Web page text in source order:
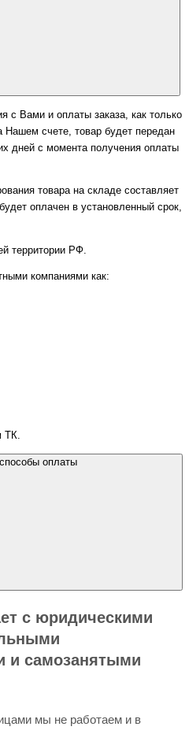
с Вами и оплаты заказа, как только
Нашем счете, товар будет передан
дней с момента получения оплаты
товара на складе составляет
оплачен в установленный срок,
территории РФ.
компаниями как:
ТК.
оплаты
с юридическими
и самозанятыми
мы не работаем и в